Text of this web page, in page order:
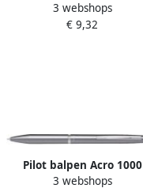
medium punt in giftbox
rosé goud
3 webshops
€ 9,32
Pilot balpen Acro 1000
medium punt in giftbox
3 webshops